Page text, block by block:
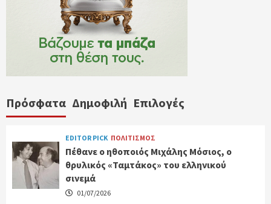
Πρόσφατα Δημοφιλή Επιλογές
EDITOR PICK ΠΟΛΙΤΙΣΜΟΣ
Πέθανε ο ηθοποιός Μιχάλης Μόσιος, ο
θρυλικός «Ταμτάκος» του ελληνικού
σινεμά
01/07/2026